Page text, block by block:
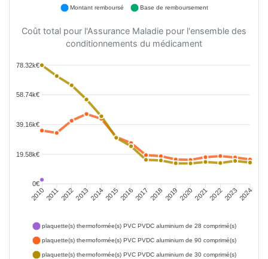
Montant remboursé Base de remboursement
Coût total pour l'Assurance Maladie pour l'ensemble des
conditionnements du médicament
78.32k€
58.74k€
39.16k€
19.58k€
0€
20102011201220132014201520162017 2018 201920202021202220232024
plaquette(s) thermoformée(s) PVC PVDC aluminium de 28 comprimé(s)
plaquette(s) thermoformée(s) PVC PVDC aluminium de 90 comprimé(s)
plaquette(s) thermoformée(s) PVC PVDC aluminium de 30 comprimé(s)